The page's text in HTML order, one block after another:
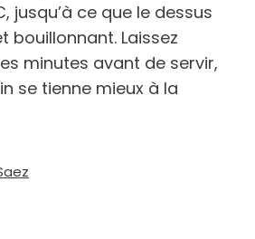
jusqu’à ce que le dessus
bouillonnant. Laissez
minutes avant de servir,
se tienne mieux à la